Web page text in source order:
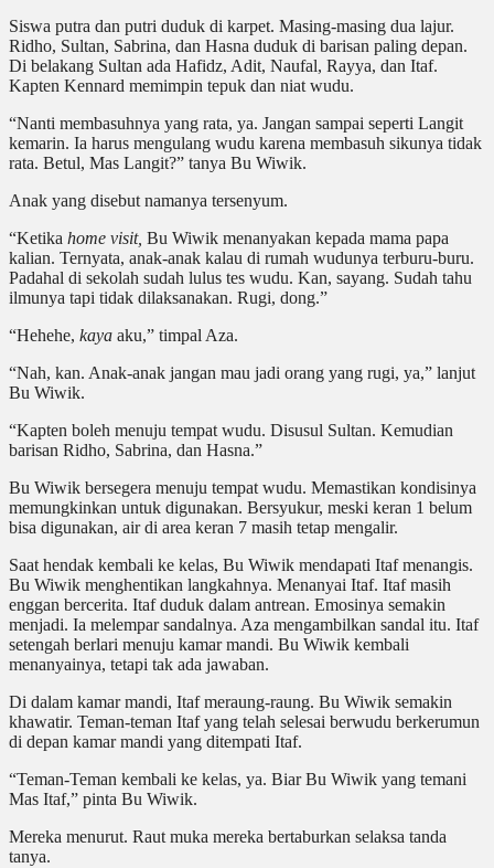
Siswa putra dan putri duduk di karpet. Masing-masing dua lajur.
Ridho, Sultan, Sabrina, dan Hasna duduk di barisan paling depan.
Di belakang Sultan ada Hafidz, Adit, Naufal, Rayya, dan Itaf.
Kapten Kennard memimpin tepuk dan niat wudu.
“Nanti membasuhnya yang rata, ya. Jangan sampai seperti Langit
kemarin. Ia harus mengulang wudu karena membasuh sikunya tidak
rata. Betul, Mas Langit?” tanya Bu Wiwik.
Anak yang disebut namanya tersenyum.
“Ketika home visit, Bu Wiwik menanyakan kepada mama papa
kalian. Ternyata, anak-anak kalau di rumah wudunya terburu-buru.
Padahal di sekolah sudah lulus tes wudu. Kan, sayang. Sudah tahu
ilmunya tapi tidak dilaksanakan. Rugi, dong.”
“Hehehe, kaya aku,” timpal Aza.
“Nah, kan. Anak-anak jangan mau jadi orang yang rugi, ya,” lanjut
Bu Wiwik.
“Kapten boleh menuju tempat wudu. Disusul Sultan. Kemudian
barisan Ridho, Sabrina, dan Hasna.”
Bu Wiwik bersegera menuju tempat wudu. Memastikan kondisinya
memungkinkan untuk digunakan. Bersyukur, meski keran 1 belum
bisa digunakan, air di area keran 7 masih tetap mengalir.
Saat hendak kembali ke kelas, Bu Wiwik mendapati Itaf menangis.
Bu Wiwik menghentikan langkahnya. Menanyai Itaf. Itaf masih
enggan bercerita. Itaf duduk dalam antrean. Emosinya semakin
menjadi. Ia melempar sandalnya. Aza mengambilkan sandal itu. Itaf
setengah berlari menuju kamar mandi. Bu Wiwik kembali
menanyainya, tetapi tak ada jawaban.
Di dalam kamar mandi, Itaf meraung-raung. Bu Wiwik semakin
khawatir. Teman-teman Itaf yang telah selesai berwudu berkerumun
di depan kamar mandi yang ditempati Itaf.
“Teman-Teman kembali ke kelas, ya. Biar Bu Wiwik yang temani
Mas Itaf,” pinta Bu Wiwik.
Mereka menurut. Raut muka mereka bertaburkan selaksa tanda
tanya.